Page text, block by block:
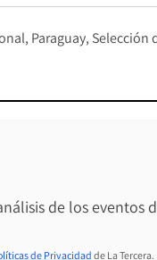
Paraguay Selección
de los
de Privacidad de La Tercera.